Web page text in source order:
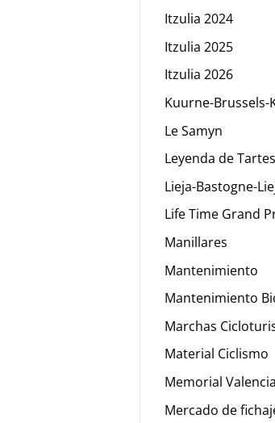
Itzulia 2024
Itzulia 2025
Itzulia 2026
Kuurne-Brussels-
Le Samyn
Leyenda de
Lieja-Bastogne-
Life Time Grand
Manillares
Mantenimiento
Mantenimiento
Marchas
Material Ciclismo
Memorial
Mercado de